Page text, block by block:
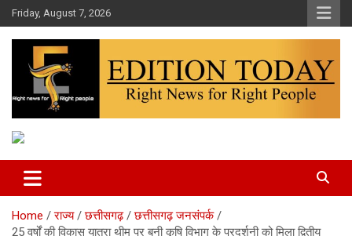
Skip
to
content
Friday, August 7, 2026
Edition Today
Home राज्य छत्तीसगढ़
छत्तीसगढ़ जनसंपर्क
25 वर्षों की विकास यात्रा थीम पर बनी कृषि विभाग के प्रदर्शनी को मिला द्वितीय